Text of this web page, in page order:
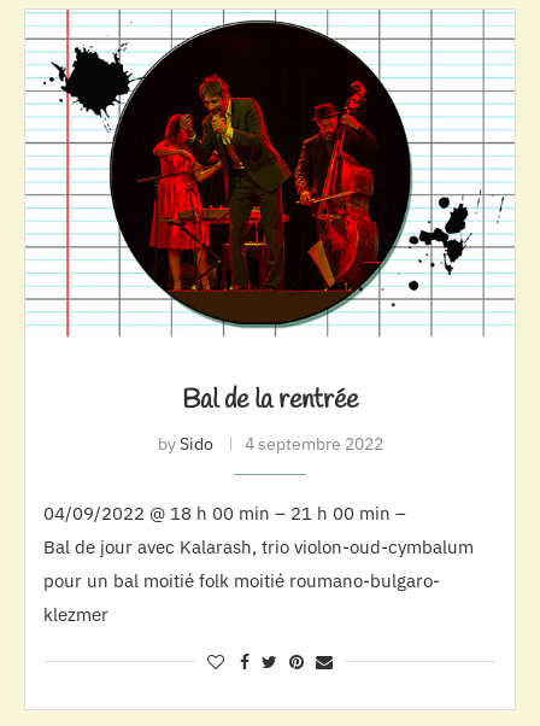
Bal de la rentrée
bySido 4 septembre 2022
04/09/2022 @ 18 h 00 min – 21 h 00 min –
Bal de jour avec Kalarash, trio violon-oud-cymbalum
pour un bal moitié folk moitié roumano-bulgaro-
klezmer